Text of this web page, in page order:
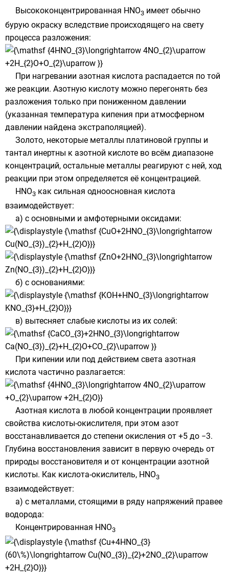
Высококонцентрированная HNO3 имеет обычно
бурую окраску вследствие происходящего на свету
процесса разложения:
При нагревании азотная кислота распадается по той
же реакции. Азотную кислоту можно перегонять без
разложения только при пониженном давлении
(указанная температура кипения при атмосферном
давлении найдена экстраполяцией).
Золото, некоторые металлы платиновой группы и
тантал инертны к азотной кислоте во всём диапазоне
концентраций, остальные металлы реагируют с ней, ход
реакции при этом определяется её концентрацией.
HNO3 как сильная одноосновная кислота
взаимодействует:
а) с основными и амфотерными оксидами:
б) с основаниями:
в) вытесняет слабые кислоты из их солей:
При кипении или под действием света азотная
кислота частично разлагается:
Азотная кислота в любой концентрации проявляет
свойства кислоты-окислителя, при этом азот
восстанавливается до степени окисления от +5 до −3.
Глубина восстановления зависит в первую очередь от
природы восстановителя и от концентрации азотной
кислоты. Как кислота-окислитель, HNO3
взаимодействует:
а) с металлами, стоящими в ряду напряжений правее
водорода:
Концентрированная HNO3